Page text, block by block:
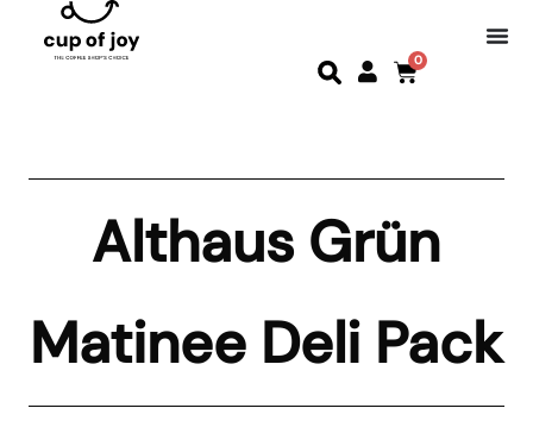
0
Althaus Grün
Matinee Deli Pack